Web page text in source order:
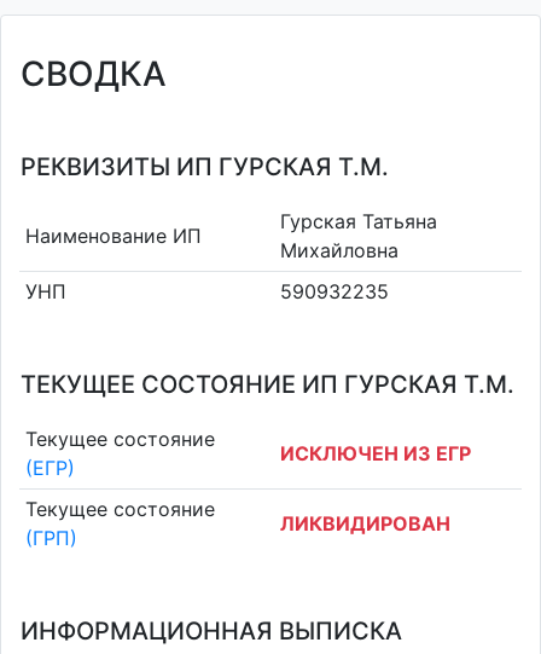
СВОДКА
РЕКВИЗИТЫ ИП ГУРСКАЯ Т.М.
Наименование ИП
Гурская Татьяна
Михайловна
УНП
590932235
ТЕКУЩЕЕ СОСТОЯНИЕ ИП ГУРСКАЯ Т.М.
Текущее состояние
(ЕГР)
ИСКЛЮЧЕН ИЗ ЕГР
Текущее состояние
(ГРП)
ЛИКВИДИРОВАН
ИНФОРМАЦИОННАЯ ВЫПИСКА